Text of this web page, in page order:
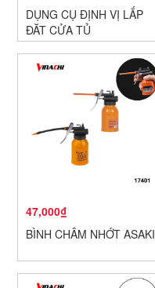
DỤNG CỤ ĐỊNH VỊ LẮP
ĐẶT CỬA TỦ
47,000₫
BÌNH CHÂM NHỚT ASAKI